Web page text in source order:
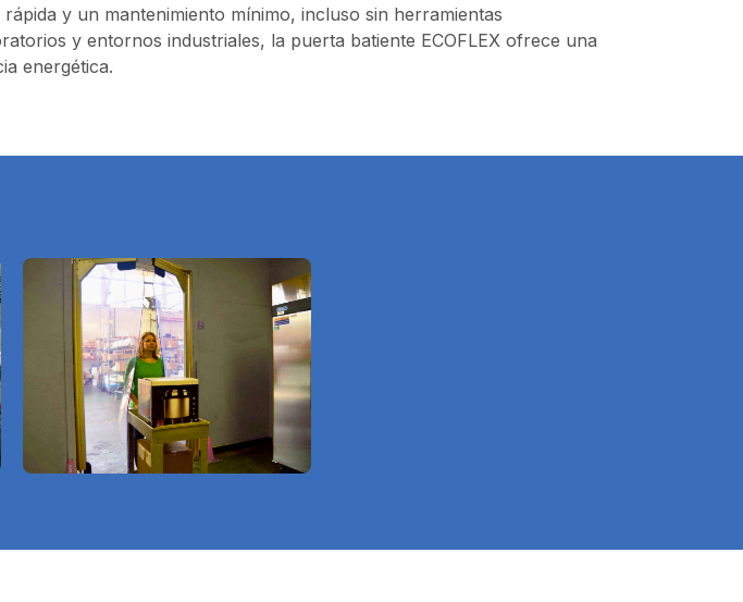
y un mantenimiento mínimo, incluso sin herramientas
y entornos industriales, la puerta batiente ECOFLEX ofrece una
energética.